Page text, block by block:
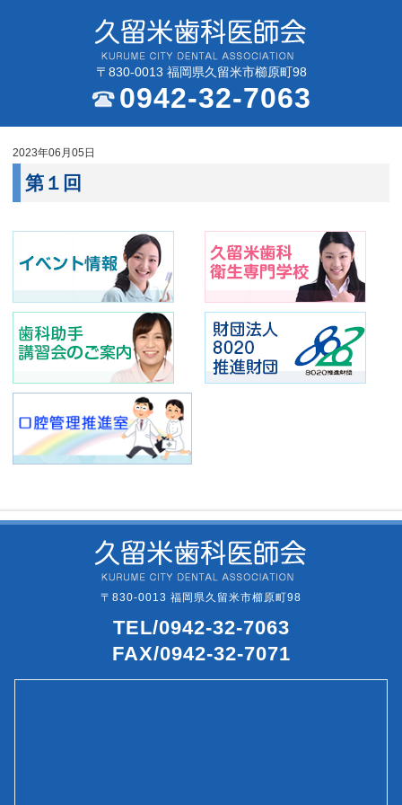
〒830-0013 福岡県久留米市櫛原町98
0942-32-7063
2023年06月05日
第１回
〒830-0013 福岡県久留米市櫛原町98
TEL/0942-32-7063
FAX/0942-32-7071